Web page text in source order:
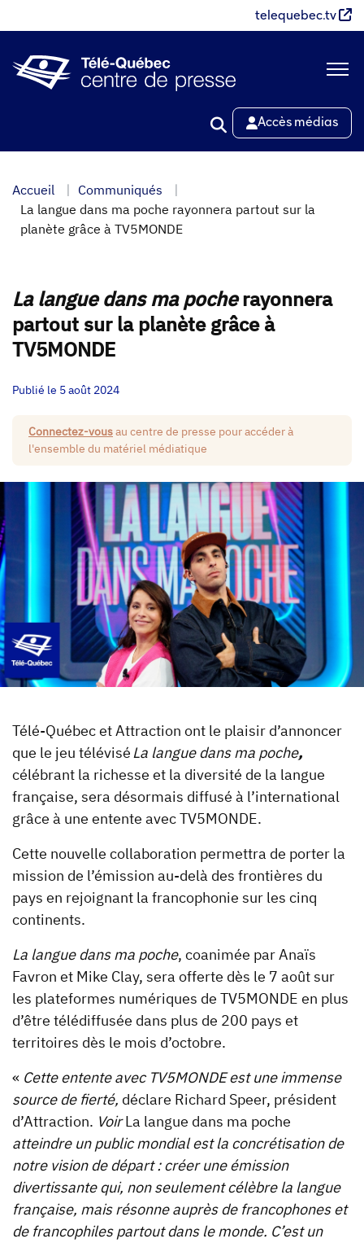
au
principal
telequebec.tv
Accès médias
Accueil
Communiqués
La langue dans ma poche rayonnera partout sur la
planète grâce à TV5MONDE
La langue dans ma pocherayonnera
partout sur la planète grâce à
TV5MONDE
Publié le 5 août 2024
Connectez-vousau centre de presse pour accéder à
l'ensemble du matériel médiatique
Télé-Québec et Attraction ont le plaisir d’annoncer
que le jeu téléviséLa langue dans ma poche,
célébrant la richesse et la diversité de la langue
française, sera désormais diffusé à l’international
grâce à une entente avec TV5MONDE.
Cette nouvelle collaboration permettra de porter la
mission de l’émission au-delà des frontières du
pays en rejoignant la francophonie sur les cinq
continents.
La langue dans ma poche, coanimée par Anaïs
Favron et Mike Clay, sera offerte dès le 7 août sur
les plateformes numériques de TV5MONDE en plus
d’être télédiffusée dans plus de 200 pays et
territoires dès le mois d’octobre.
« Cette entente avec TV5MONDE est une immense
source de fierté, déclare Richard Speer, président
d’Attraction. VoirLa langue dans ma poche
atteindre un public mondial est la concrétisation de
notre vision de départ : créer une émission
divertissante qui, non seulement célèbre la langue
française, mais résonne auprès de francophones et
de francophiles partout dans le monde. C’est un